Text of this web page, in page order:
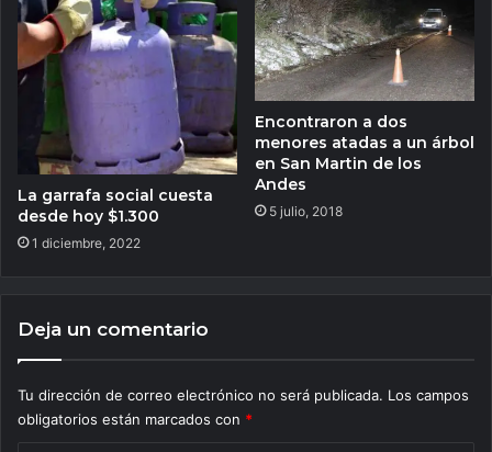
La garrafa social cuesta
desde hoy $1.300
1 diciembre, 2022
Encontraron a dos
menores atadas a un árbol
en San Martin de los
Andes
5 julio, 2018
Deja un comentario
Tu dirección de correo electrónico no será publicada. Los campos
obligatorios están marcados con *